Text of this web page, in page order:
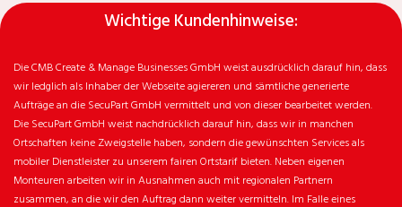
Wichtige Kundenhinweise:
Die CMB Create & Manage Businesses GmbH weist ausdrücklich darauf hin, dass
wir ledglich als Inhaber der Webseite agiereren und sämtliche generierte
Aufträge an die SecuPart GmbH vermittelt und von dieser bearbeitet werden.
Die SecuPart GmbH weist nachdrücklich darauf hin, dass wir in manchen
Ortschaften keine Zweigstelle haben, sondern die gewünschten Services als
mobiler Dienstleister zu unserem fairen Ortstarif bieten. Neben eigenen
Monteuren arbeiten wir in Ausnahmen auch mit regionalen Partnern
zusammen, an die wir den Auftrag dann weiter vermitteln. Im Falle eines